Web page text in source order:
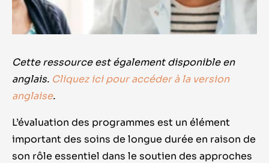
Cette ressource est également disponible en
anglais. Cliquez ici pour accéder à la version
anglaise.
L’évaluation des programmes est un élément
important des soins de longue durée en raison de
son rôle essentiel dans le soutien des approches